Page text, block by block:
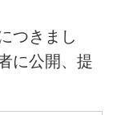
つきまし
に公開、提